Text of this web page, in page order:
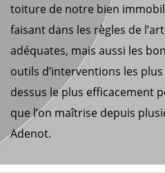
toiture de notre bien
faisant dans les règles de
adéquates, mais aussi les
outils d’interventions les
dessus le plus efficacement
que l’on maîtrise depuis
Adenot.